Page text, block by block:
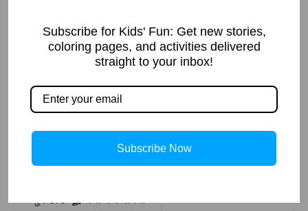
“बचाओ! कोई मेरी मदद
चिल्लाया।
दौड़ता हुआ आया।
“महाराज, घबराइए मत। हम
चिंकू ने
कहा।
“तुम छोटेचूहेक्या कर सकते
How to Draw
Simple Steps
Subscribe for Kids' Fun: Get new stories,
coloring pages, and activities delivered
straight to your inbox!
Subscribe Now